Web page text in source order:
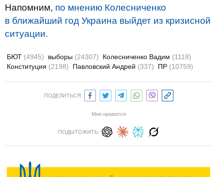
Напомним, по мнению Колесниченко
в ближайший год Украина выйдет из кризисной
ситуации.
БЮТ (4945) выборы (24307) Колесниченко Вадим (1118)
Конституция (2198) Павловский Андрей (337) ПР (10759)
ПОДЕЛИТЬСЯ:
Мне нравится
ПОДЫТОЖИТЬ: